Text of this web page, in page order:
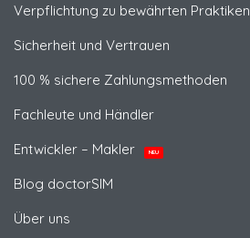
Verpflichtung zu bewährten Praktiken
Sicherheit und Vertrauen
100 % sichere Zahlungsmethoden
Fachleute und Händler
Entwickler – Makler
NEU
Blog doctorSIM
Über uns